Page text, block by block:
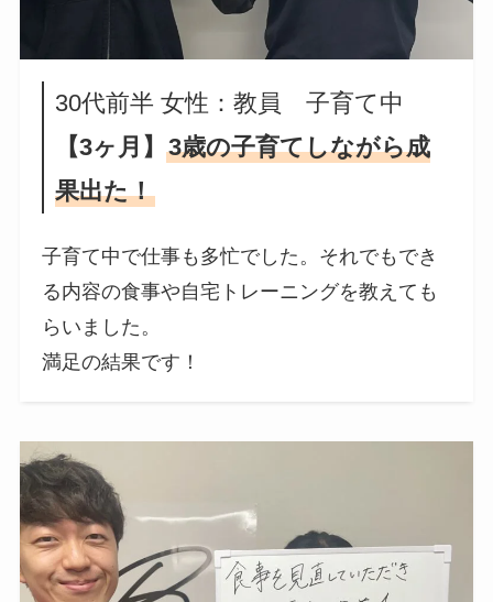
30代前半 女性：教員 子育て中
【3ヶ月】3歳の子育てしながら成
果出た！
子育て中で仕事も多忙でした。それでもでき
る内容の食事や自宅トレーニングを教えても
らいました。
満足の結果です！